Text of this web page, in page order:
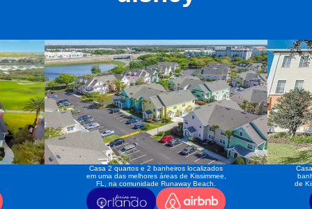
Casa 2 quartos e 2 banheiros localizados
em uma das melhores áreas de Kissimmee,
FL, na comunidade Runaway Beach.
de